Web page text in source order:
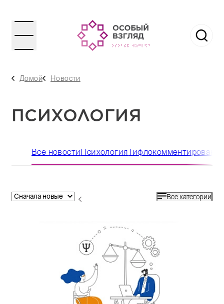
Домой Новости
ПСИХОЛОГИЯ
Все новостиПсихология
Все категории